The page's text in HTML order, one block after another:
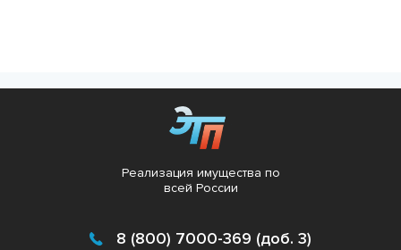
Реализация имущества по
всей России
8 (800) 7000-369 (доб. 3)